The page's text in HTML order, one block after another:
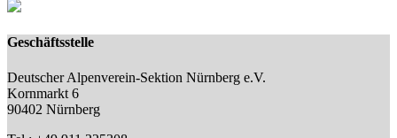
Geschäftsstelle
Deutscher Alpenverein-Sektion Nürnberg e.V.
Kornmarkt 6
90402 Nürnberg